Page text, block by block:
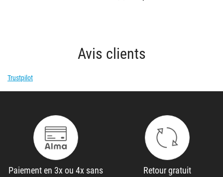
Avis clients
Trustpilot
Paiement en 3x ou 4x sans
Retour gratuit